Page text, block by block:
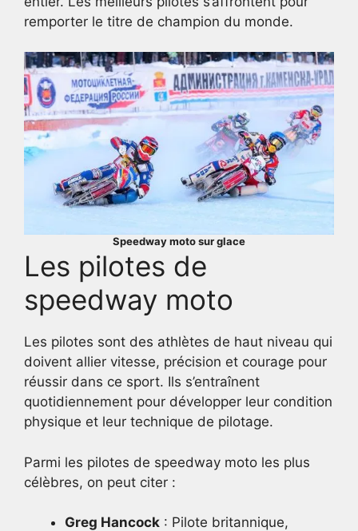
remporter le titre de champion du monde.
Speedway moto sur glace
Les pilotes de
speedway moto
Les pilotes sont des athlètes de haut niveau qui
doivent allier vitesse, précision et courage pour
réussir dans ce sport. Ils s’entraînent
quotidiennement pour développer leur condition
physique et leur technique de pilotage.
Parmi les pilotes de speedway moto les plus
célèbres, on peut citer :
Greg Hancock : Pilote britannique,